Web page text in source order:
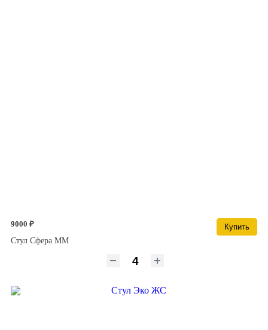
9000 ₽
Купить
Стул Сфера ММ